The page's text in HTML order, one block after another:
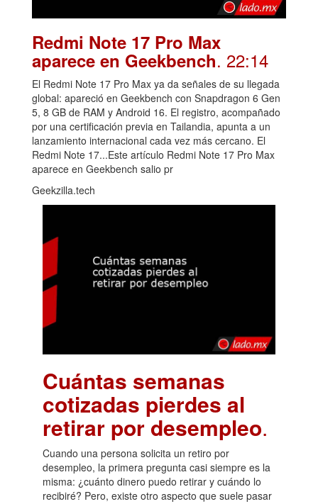
Redmi Note 17 Pro Max
aparece en Geekbench. 22:14
El Redmi Note 17 Pro Max ya da señales de su llegada
global: apareció en Geekbench con Snapdragon 6 Gen
5, 8 GB de RAM y Android 16. El registro, acompañado
por una certificación previa en Tailandia, apunta a un
lanzamiento internacional cada vez más cercano. El
Redmi Note 17...Este artículo Redmi Note 17 Pro Max
aparece en Geekbench salio pr
Geekzilla.tech
Cuántas semanas
cotizadas pierdes al
retirar por desempleo.
Cuando una persona solicita un retiro por
desempleo, la primera pregunta casi siempre es la
misma: ¿cuánto dinero puedo retirar y cuándo lo
recibiré? Pero, existe otro aspecto que suele pasar